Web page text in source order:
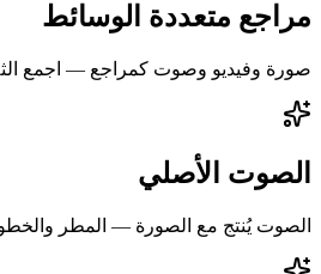
مراجع متعددة الوسائط
صورة وفيديو وصوت كمراجع — اجمع
الصوت الأصلي
الصوت يُنتج مع الصورة — المطر